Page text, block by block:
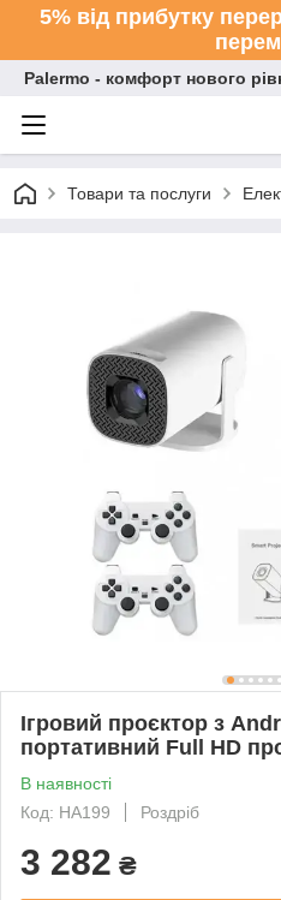
5% від прибутку
Palermo - комфорт нового
Товари та послуги
Ігровий проєктор з
портативний Full HD
В наявності
Код: HA199
Роздріб
3 282 ₴